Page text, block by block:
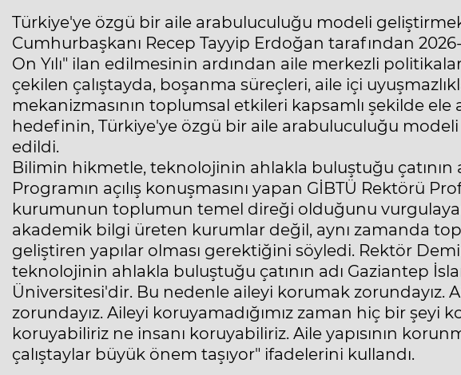
Türkiye'ye özgü bir aile arabuluculuğu modeli
Cumhurbaşkanı Recep Tayyip Erdoğan tarafından
On Yılı" ilan edilmesinin ardından aile merkezli
çekilen çalıştayda, boşanma süreçleri, aile içi
mekanizmasının toplumsal etkileri kapsamlı şekilde ele
hedefinin, Türkiye'ye özgü bir aile arabuluculuğu
edildi.
Bilimin hikmetle, teknolojinin ahlakla buluştuğu çatının
Programın açılış konuşmasını yapan GİBTÜ Rektörü
kurumunun toplumun temel direği olduğunu
akademik bilgi üreten kurumlar değil, aynı zamanda
geliştiren yapılar olması gerektiğini söyledi. Rektör
teknolojinin ahlakla buluştuğu çatının adı Gaziantep
Üniversitesi'dir. Bu nedenle aileyi korumak zorundayız.
zorundayız. Aileyi koruyamadığımız zaman hiç bir şeyi
koruyabiliriz ne insanı koruyabiliriz. Aile yapısının
çalıştaylar büyük önem taşıyor" ifadelerini kullandı.